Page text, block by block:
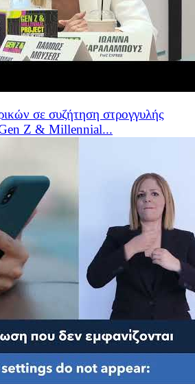
σε συζήτηση στρογγυλής
Z & Millennial...